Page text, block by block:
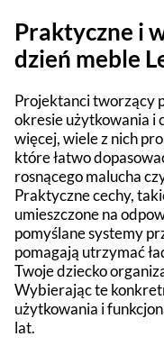
Praktyczne i
dzień meble
Projektanci tworzący
okresie użytkowania i
więcej, wiele z nich
które łatwo
rosnącego malucha
Praktyczne cechy,
umieszczone na
pomyślane systemy
pomagają utrzymać
Twoje dziecko
Wybierając te
użytkowania i
lat.